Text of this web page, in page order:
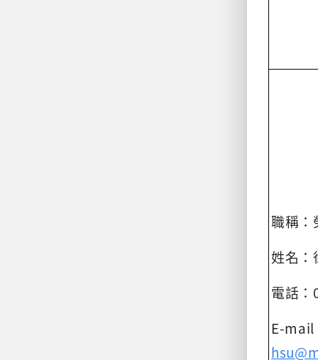
職稱：
姓名：
電話：
E-mail